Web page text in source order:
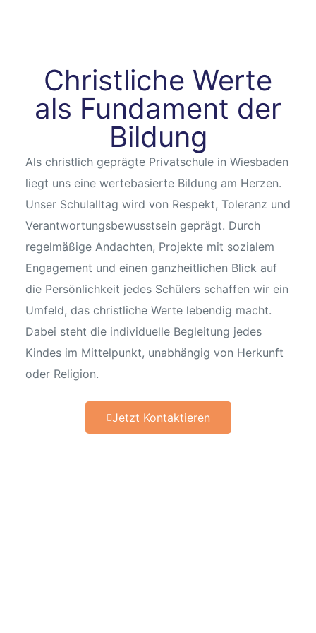
Christliche Werte
als Fundament der
Bildung
Als christlich geprägte Privatschule in Wiesbaden
liegt uns eine wertebasierte Bildung am Herzen.
Unser Schulalltag wird von Respekt, Toleranz und
Verantwortungsbewusstsein geprägt. Durch
regelmäßige Andachten, Projekte mit sozialem
Engagement und einen ganzheitlichen Blick auf
die Persönlichkeit jedes Schülers schaffen wir ein
Umfeld, das christliche Werte lebendig macht.
Dabei steht die individuelle Begleitung jedes
Kindes im Mittelpunkt, unabhängig von Herkunft
oder Religion.
Jetzt Kontaktieren